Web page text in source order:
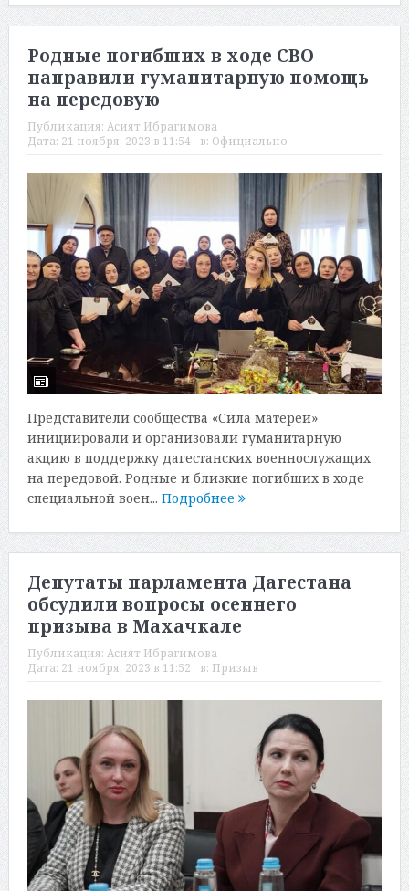
Родные погибших в ходе СВО
направили гуманитарную помощь
на передовую
Публикация: Асият Ибрагимова
Дата: 21 ноября, 2023 в 11:54 в: Официально
Представители сообщества «Сила матерей»
инициировали и организовали гуманитарную
акцию в поддержку дагестанских военнослужащих
на передовой. Родные и близкие погибших в ходе
специальной воен... Подробнее
Депутаты парламента Дагестана
обсудили вопросы осеннего
призыва в Махачкале
Публикация: Асият Ибрагимова
Дата: 21 ноября, 2023 в 11:52 в: Призыв